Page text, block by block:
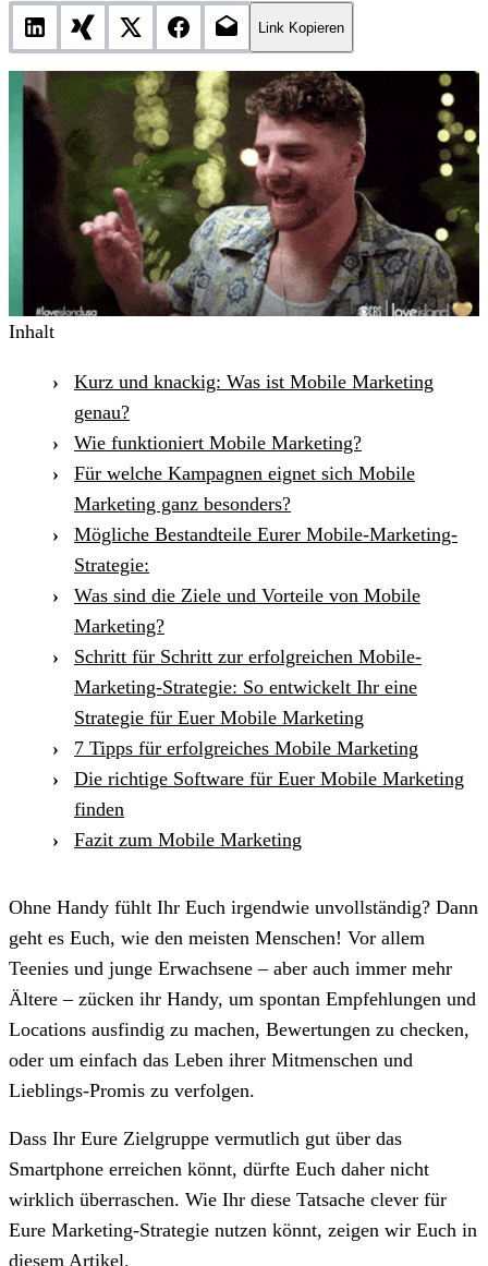
Link Kopieren
Inhalt
Kurz und knackig: Was ist Mobile Marketing
genau?
Wie funktioniert Mobile Marketing?
Für welche Kampagnen eignet sich Mobile
Marketing ganz besonders?
Mögliche Bestandteile Eurer Mobile-Marketing-
Strategie:
Was sind die Ziele und Vorteile von Mobile
Marketing?
Schritt für Schritt zur erfolgreichen Mobile-
Marketing-Strategie: So entwickelt Ihr eine
Strategie für Euer Mobile Marketing
7 Tipps für erfolgreiches Mobile Marketing
Die richtige Software für Euer Mobile Marketing
finden
Fazit zum Mobile Marketing
Ohne Handy fühlt Ihr Euch irgendwie unvollständig? Dann
geht es Euch, wie den meisten Menschen! Vor allem
Teenies und junge Erwachsene – aber auch immer mehr
Ältere – zücken ihr Handy, um spontan Empfehlungen und
Locations ausfindig zu machen, Bewertungen zu checken,
oder um einfach das Leben ihrer Mitmenschen und
Lieblings-Promis zu verfolgen.
Dass Ihr Eure Zielgruppe vermutlich gut über das
Smartphone erreichen könnt, dürfte Euch daher nicht
wirklich überraschen. Wie Ihr diese Tatsache clever für
Eure Marketing-Strategie nutzen könnt, zeigen wir Euch in
diesem Artikel.